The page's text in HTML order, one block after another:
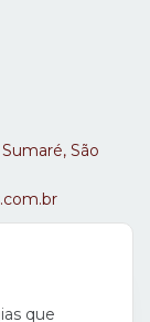
São
que